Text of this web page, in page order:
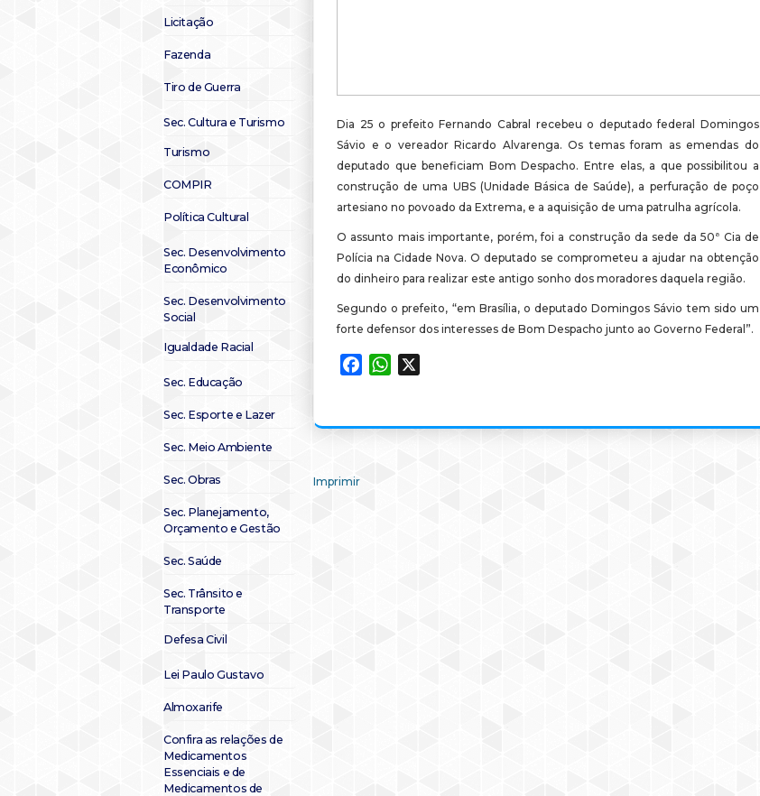
Licitação
Fazenda
Tiro de Guerra
Sec. Cultura e Turismo
Turismo
COMPIR
Política Cultural
Sec. Desenvolvimento
Econômico
Sec. Desenvolvimento
Social
Igualdade Racial
Sec. Educação
Sec. Esporte e Lazer
Sec. Meio Ambiente
Sec. Obras
Sec. Planejamento,
Orçamento e Gestão
Sec. Saúde
Sec. Trânsito e
Transporte
Defesa Civil
Lei Paulo Gustavo
Almoxarife
Confira as relações de
Medicamentos
Essenciais e de
Medicamentos de
Dia 25 o prefeito Fernando Cabral recebeu o deputado federal Domingos
Sávio e o vereador Ricardo Alvarenga. Os temas foram as emendas do
deputado que beneficiam Bom Despacho. Entre elas, a que possibilitou a
construção de uma UBS (Unidade Básica de Saúde), a perfuração de poço
artesiano no povoado da Extrema, e a aquisição de uma patrulha agrícola.
O assunto mais importante, porém, foi a construção da sede da 50ª Cia de
Polícia na Cidade Nova. O deputado se comprometeu a ajudar na obtenção
do dinheiro para realizar este antigo sonho dos moradores daquela região.
Segundo o prefeito, “em Brasília, o deputado Domingos Sávio tem sido um
forte defensor dos interesses de Bom Despacho junto ao Governo Federal”.
FacebookWhatsApp
Imprimir